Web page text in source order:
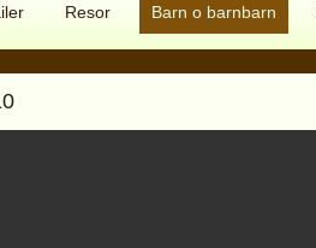
Resor Barn o barnbarn